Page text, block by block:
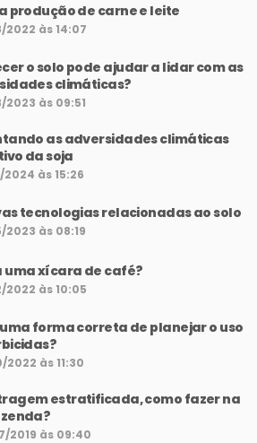
produção de carne e leite
2022 às 14:07
o solo pode ajudar a lidar com as
climáticas?
2023 às 09:51
as adversidades climáticas
da soja
às 15:26
tecnologias relacionadas ao solo
2023 às 08:19
uma xícara de café?
2022 às 10:05
uma forma correta de planejar o uso
às 11:30
estratificada, como fazer na
2019 às 09:40